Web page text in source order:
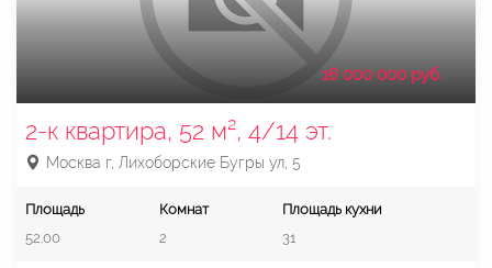
16 000 000 руб.
2-к квартира, 52 м², 4/14 эт.
Москва г, Лихоборские Бугры ул, 5
Площадь
52.00
Комнат
2
Площадь кухни
31